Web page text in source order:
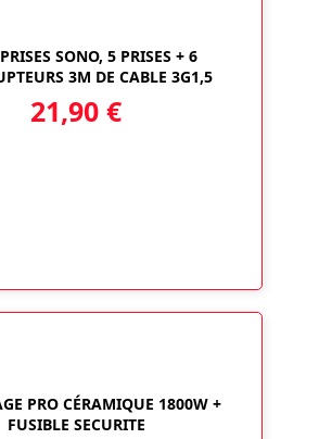
SONO, 5 PRISES + 6
3M DE CABLE 3G1,5
21,90 €
PRO CÉRAMIQUE 1800W +
FUSIBLE SECURITE